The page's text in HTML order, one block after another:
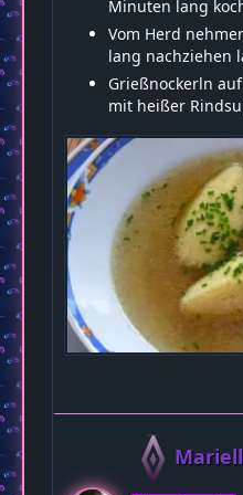
Minuten lang
Vom Herd
lang nachziehen
Grießnockerln
mit heißer